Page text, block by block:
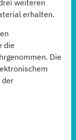
weiteren
erhalten.
die
Die
der